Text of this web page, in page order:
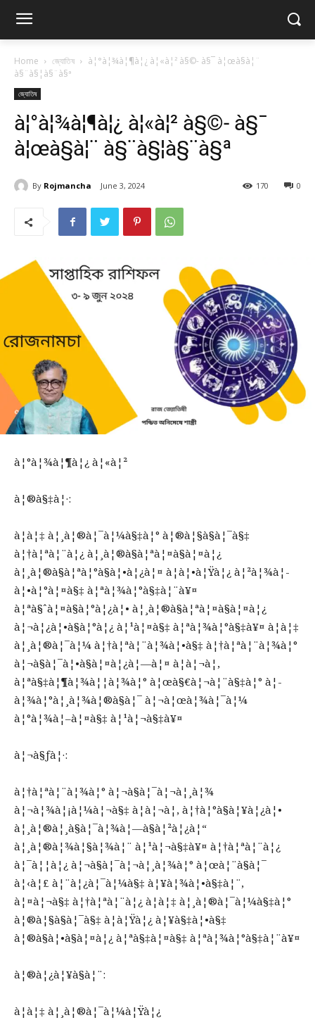
Home জ্যোতিষ
à¦°à¦¾à¦¶à¦¿ à¦«à¦² à§©- à§¯ à¦œà§à¦¨
à§¨à§¦à§¨à§ª
জ্যোতিষ
à¦°à¦¾à¦¶à¦¿ à¦«à¦² à§©- à§¯
à¦œà§à¦¨ à§¨à§¦à§¨à§ª
By Rojmancha June 3, 2024 0
170
à¦°à¦¾à¦¶à¦¿ à¦«à¦²
à¦®à§‡à¦·:
à¦à¦‡ à¦¸à¦®à¦¯à¦¼à§‡à¦° à¦®à¦§à§à¦¯à§‡
à¦†à¦ªà¦¨à¦¿ à¦¸à¦®à§à¦ªà¦¤à§à¦¤à¦¿
à¦¸à¦®à§à¦ªà¦°à§à¦•à¦¿à¦¤ à¦à¦•à¦Ÿà¦¿ à¦²à¦¾à¦­
à¦•à¦°à¦¤à§‡ à¦ªà¦¾à¦°à§‡à¦¨à¥¤
à¦ªà§ˆà¦¤à§à¦°à¦¿à¦• à¦¸à¦®à§à¦ªà¦¤à§à¦¤à¦¿
à¦¬à¦¿à¦•à§à¦°à¦¿ à¦¹à¦¤à§‡ à¦ªà¦¾à¦°à§‡à¥¤ à¦à¦‡
à¦¸à¦®à¦¯à¦¼ à¦†à¦ªà¦¨à¦¾à¦•à§‡ à¦†à¦ªà¦¨à¦¾à¦°
à¦¬à§à¦¯à¦•à§à¦¤à¦¿à¦—à¦¤ à¦à¦¬à¦‚
à¦ªà§‡à¦¶à¦¾à¦¦à¦¾à¦° à¦œà§€à¦¬à¦¨à§‡à¦° à¦­
à¦¾à¦°à¦¸à¦¾à¦®à§à¦¯ à¦¬à¦œà¦¾à¦¯à¦¼
à¦°à¦¾à¦–à¦¤à§‡ à¦¹à¦¬à§‡à¥¤
à¦¬à§ƒà¦·:
à¦†à¦ªà¦¨à¦¾à¦° à¦¬à§à¦¯à¦¬à¦¸à¦¾
à¦¬à¦¾à¦¡à¦¼à¦¬à§‡ à¦à¦¬à¦‚ à¦†à¦°à§à¦¥à¦¿à¦•
à¦¸à¦®à¦¸à§à¦¯à¦¾à¦—à§à¦²à¦¿à¦“
à¦¸à¦®à¦¾à¦§à¦¾à¦¨ à¦¹à¦¬à§‡à¥¤ à¦†à¦ªà¦¨à¦¿
à¦¯à¦¦à¦¿ à¦¬à§à¦¯à¦¬à¦¸à¦¾à¦° à¦œà¦¨à§à¦¯
à¦‹à¦£ à¦¨à¦¿à¦¯à¦¼à§‡ à¦¥à¦¾à¦•à§‡à¦¨,
à¦¤à¦¬à§‡ à¦†à¦ªà¦¨à¦¿ à¦à¦‡ à¦¸à¦®à¦¯à¦¼à§‡à¦°
à¦®à¦§à§à¦¯à§‡ à¦à¦Ÿà¦¿ à¦¥à§‡à¦•à§‡
à¦®à§à¦•à§à¦¤à¦¿ à¦ªà§‡à¦¤à§‡ à¦ªà¦¾à¦°à§‡à¦¨à¥¤
à¦®à¦¿à¦¥à§à¦¨:
à¦à¦‡ à¦¸à¦®à¦¯à¦¼à¦Ÿà¦¿